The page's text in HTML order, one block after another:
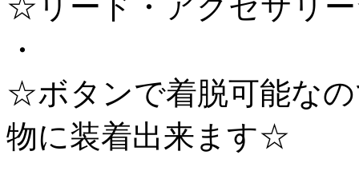
☆リード・アクセサリ
・
☆ボタンで着脱可能な
物に装着出来ます☆